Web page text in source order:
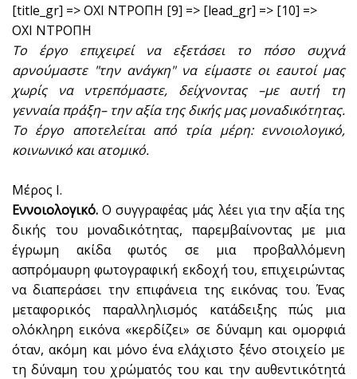
[title_gr] => ΟΧΙ ΝΤΡΟΠΗ [9] => [lead_gr] => [10] =>
ΟΧΙ ΝΤΡΟΠΗ
Το έργο επιχειρεί να εξετάσει το πόσο συχνά
αρνούμαστε "την ανάγκη" να είμαστε οι εαυτοί μας
χωρίς να ντρεπόμαστε, δείχνοντας –με αυτή τη
γενναία πράξη– την αξία της δικής μας μοναδικότητας.
Το έργο αποτελείται από τρία μέρη: εννοιολογικό,
κοινωνικό και ατομικό.
Μέρος Ι.
Εννοιολογικό. Ο συγγραφέας μάς λέει για την αξία της
δικής του μοναδικότητας, παρεμβαίνοντας με μια
έγρωμη ακίδα φωτός σε μια προβαλλόμενη
ασπρόμαυρη φωτογραφική εκδοχή του, επιχειρώντας
να διαπεράσει την επιφάνεια της εικόνας του. Ένας
μεταφορικός παραλληλισμός κατάδειξης πώς μια
ολόκληρη εικόνα «κερδίζει» σε δύναμη και ομορφιά
όταν, ακόμη και μόνο ένα ελάχιστο ξένο στοιχείο με
τη δύναμη του χρώματός του και την αυθεντικότητά